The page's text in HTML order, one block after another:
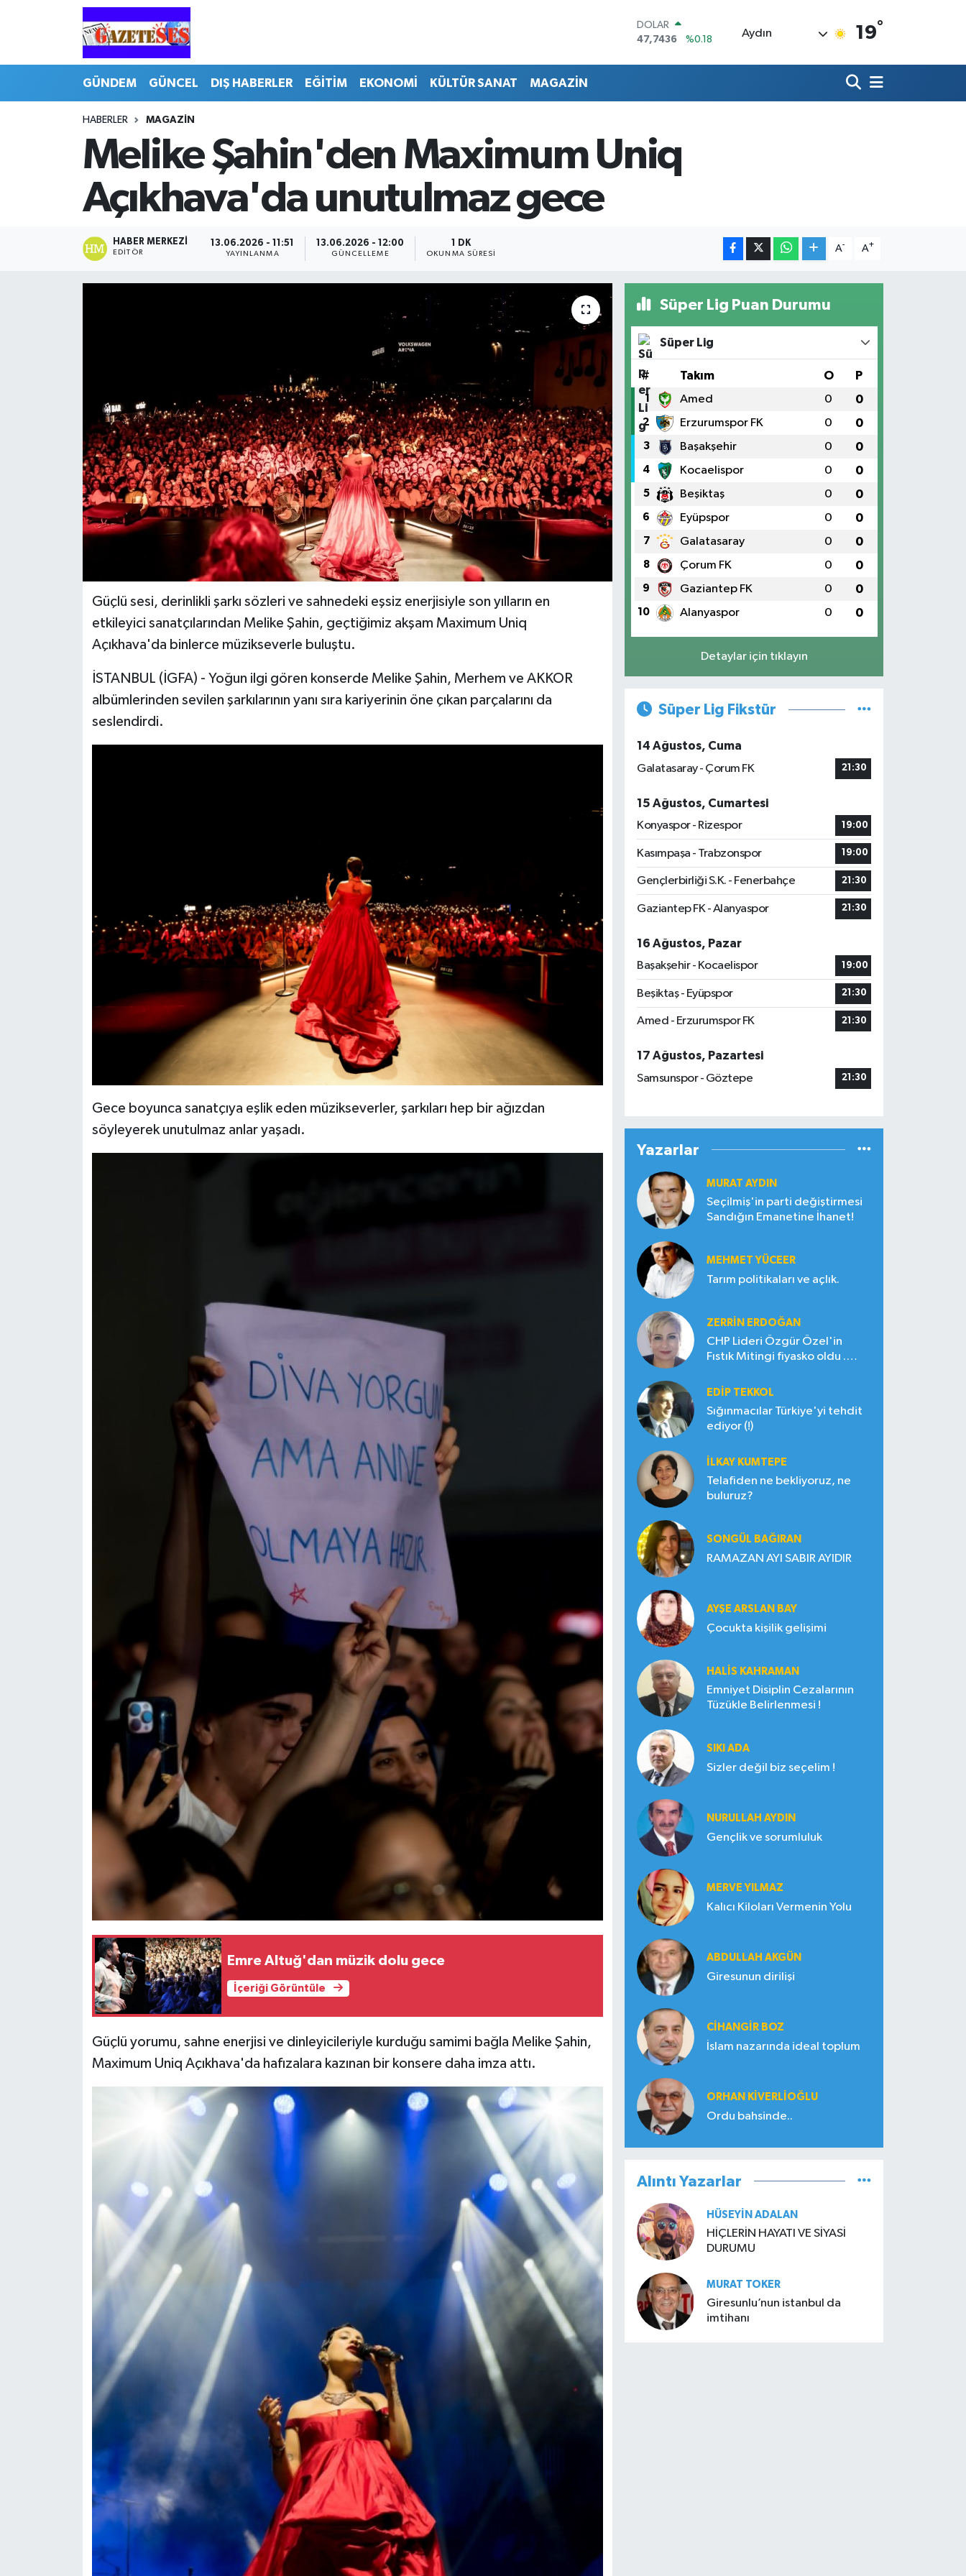
DOLAR
47,7436
%0.18
BİST100
13.779
BITCOIN
Aydın 19°
GÜNDEM GÜNCEL DIŞ HABERLER EĞİTİM EKONOMİ KÜLTÜR SANAT MAGAZİN
HABERLER MAGAZİN
Melike Şahin'den Maximum Uniq
Açıkhava'da unutulmaz gece
HABER MERKEZI
EDITÖR
13.06.2026 - 11:51
YAYINLANMA
13.06.2026 - 12:00
GÜNCELLEME
1 DK
OKUNMA SÜRESI
A- A+
Güçlü sesi, derinlikli şarkı sözleri ve sahnedeki eşsiz enerjisiyle son yılların en
etkileyici sanatçılarından Melike Şahin, geçtiğimiz akşam Maximum Uniq
Açıkhava'da binlerce müzikseverle buluştu.
İSTANBUL (İGFA) - Yoğun ilgi gören konserde Melike Şahin, Merhem ve AKKOR
albümlerinden sevilen şarkılarının yanı sıra kariyerinin öne çıkan parçalarını da
seslendirdi.
Gece boyunca sanatçıya eşlik eden müzikseverler, şarkıları hep bir ağızdan
söyleyerek unutulmaz anlar yaşadı.
Emre Altuğ'dan müzik dolu gece
İçeriği Görüntüle
Güçlü yorumu, sahne enerjisi ve dinleyicileriyle kurduğu samimi bağla Melike Şahin,
Maximum Uniq Açıkhava'da hafızalara kazınan bir konsere daha imza attı.
Süper Lig Puan Durumu
Süper Lig
# Takım O P
1 Amed 0 0
2 Erzurumspor FK 0 0
3 Başakşehir 0 0
4 Kocaelispor 0 0
5 Beşiktaş 0 0
6 Eyüpspor 0 0
7 Galatasaray 0 0
8 Çorum FK 0 0
9 Gaziantep FK 0 0
10 Alanyaspor 0 0
Detaylar için tıklayın
Süper Lig Fikstür
14 Ağustos, Cuma
Galatasaray - Çorum FK
21:30
15 Ağustos, Cumartesi
Konyaspor - Rizespor
19:00
Kasımpaşa - Trabzonspor 19:00
Gençlerbirliği S.K. - Fenerbahçe 21:30
Gaziantep FK - Alanyaspor 21:30
16 Ağustos, Pazar
Başakşehir - Kocaelispor
19:00
Beşiktaş - Eyüpspor 21:30
Amed - Erzurumspor FK 21:30
17 Ağustos, Pazartesi
Samsunspor - Göztepe
21:30
Yazarlar
MURAT AYDIN
Seçilmiş'in parti değiştirmesi
Sandığın Emanetine İhanet!
MEHMET YÜCEER
Tarım politikaları ve açlık.
ZERRIN ERDOĞAN
CHP Lideri Özgür Özel'in
Fıstık Mitingi fiyasko oldu .
EDIP TEKKOL
Sığınmacılar Türkiye'yi tehdit
ediyor (!)
İLKAY KUMTEPE
Telafiden ne bekliyoruz, ne
buluruz?
SONGÜL BAĞIRAN
RAMAZAN AYI SABIR AYIDIR
AYŞE ARSLAN BAY
Çocukta kişilik gelişimi
HALIS KAHRAMAN
Emniyet Disiplin Cezalarının
Tüzükle Belirlenmesi !
SIKI ADA
Sizler değil biz seçelim !
NURULLAH AYDIN
Gençlik ve sorumluluk
MERVE YILMAZ
Kalıcı Kiloları Vermenin Yolu
ABDULLAH AKGÜN
Giresunun dirilişi
CIHANGIR BOZ
İslam nazarında ideal toplum
ORHAN KIVERLIOĞLU
Ordu bahsinde..
Alıntı Yazarlar
HÜSEYIN ADALAN
HİÇLERİN HAYATI VE SİYASİ
DURUMU
MURAT TOKER
Giresunlu’nun istanbul da
imtihanı